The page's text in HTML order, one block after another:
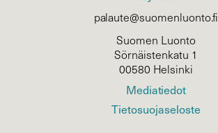
palaute@suomenluonto.fi
Suomen Luonto
Sörnäistenkatu 1
00580 Helsinki
Mediatiedot
Tietosuojaseloste